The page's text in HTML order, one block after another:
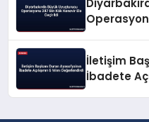
İletişim
İbadete